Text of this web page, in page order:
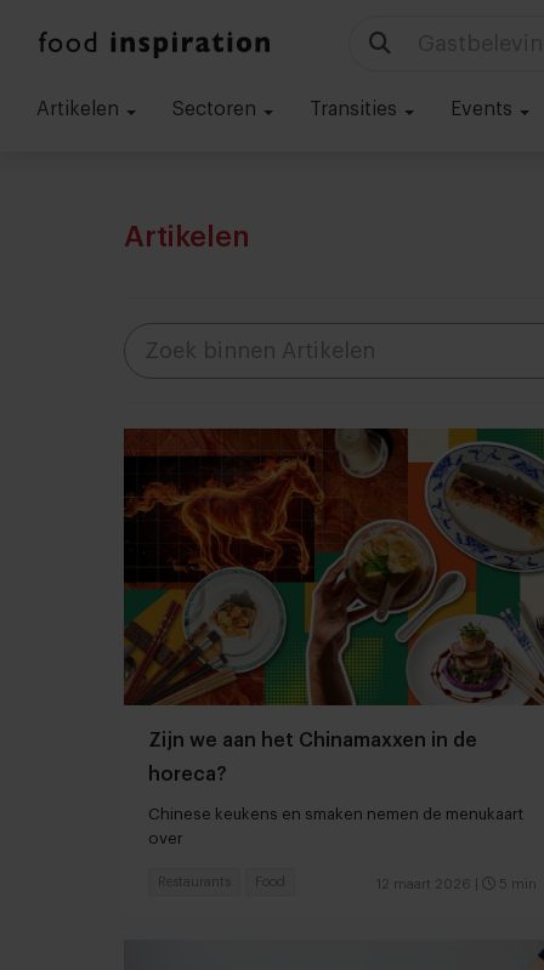
Artikelen Sectoren Transities Events
Artikelen
Zijn we aan het Chinamaxxen in de
horeca?
Chinese keukens en smaken nemen de menukaart
over
12 maart 2026 5 min
Restaurants Food